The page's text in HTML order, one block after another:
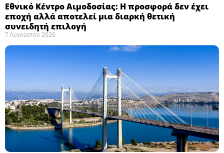
Εθνικό Κέντρο Αιμοδοσίας: H προσφορά δεν έχει
εποχή αλλά αποτελεί μια διαρκή θετική
συνειδητή επιλογή ​
7 Αυγούστου 2026